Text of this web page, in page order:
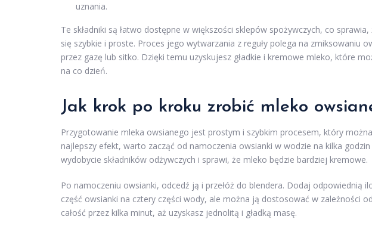
uznania.
Te składniki są łatwo dostępne w większości sklepów spożywczych, co
się szybkie i proste. Proces jego wytwarzania z reguły polega na zmiksowaniu
przez gazę lub sitko. Dzięki temu uzyskujesz gładkie i kremowe mleko, które
na co dzień.
Jak krok po kroku zrobić mleko
Przygotowanie mleka owsianego jest prostym i szybkim procesem, który
najlepszy efekt, warto zacząć od namoczenia owsianki w wodzie na kilka
wydobycie składników odżywczych i sprawi, że mleko będzie bardziej kremowe.
Po namoczeniu owsianki, odcedź ją i przełóż do blendera. Dodaj odpowiednią
część owsianki na cztery części wody, ale można ją dostosować w zależności
całość przez kilka minut, aż uzyskasz jednolitą i gładką masę.